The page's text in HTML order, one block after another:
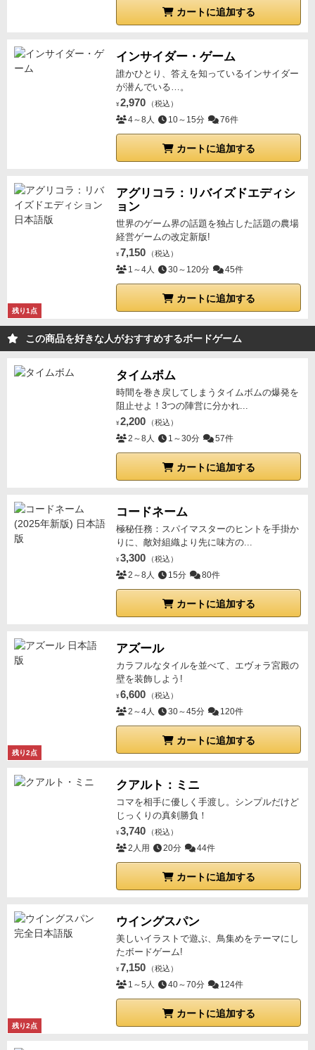
カートに追加する
インサイダー・ゲーム
誰かひとり、答えを知っているインサイダー
が潜んでいる…。
¥ 2,970 （税込）
4～8人 10～15分 76件
カートに追加する
残り1点
アグリコラ：リバイズドエディシ
ョン
世界のゲーム界の話題を独占した話題の農場
経営ゲームの改定新版!
¥ 7,150 （税込）
1～4人 30～120分 45件
カートに追加する
この商品を好きな人がおすすめするボードゲーム
タイムボム
時間を巻き戻してしまうタイムボムの爆発を
阻止せよ！3つの陣営に分かれ...
¥ 2,200 （税込）
2～8人 1～30分 57件
カートに追加する
コードネーム
極秘任務：スパイマスターのヒントを手掛か
りに、敵対組織より先に味方の...
¥ 3,300 （税込）
2～8人 15分 80件
カートに追加する
残り2点
アズール
カラフルなタイルを並べて、エヴォラ宮殿の
壁を装飾しよう!
¥ 6,600 （税込）
2～4人 30～45分 120件
カートに追加する
クアルト：ミニ
コマを相手に優しく手渡し。シンプルだけど
じっくりの真剣勝負！
¥ 3,740 （税込）
2人用 20分 44件
カートに追加する
残り2点
ウイングスパン
美しいイラストで遊ぶ、鳥集めをテーマにし
たボードゲーム!
¥ 7,150 （税込）
1～5人 40～70分 124件
カートに追加する